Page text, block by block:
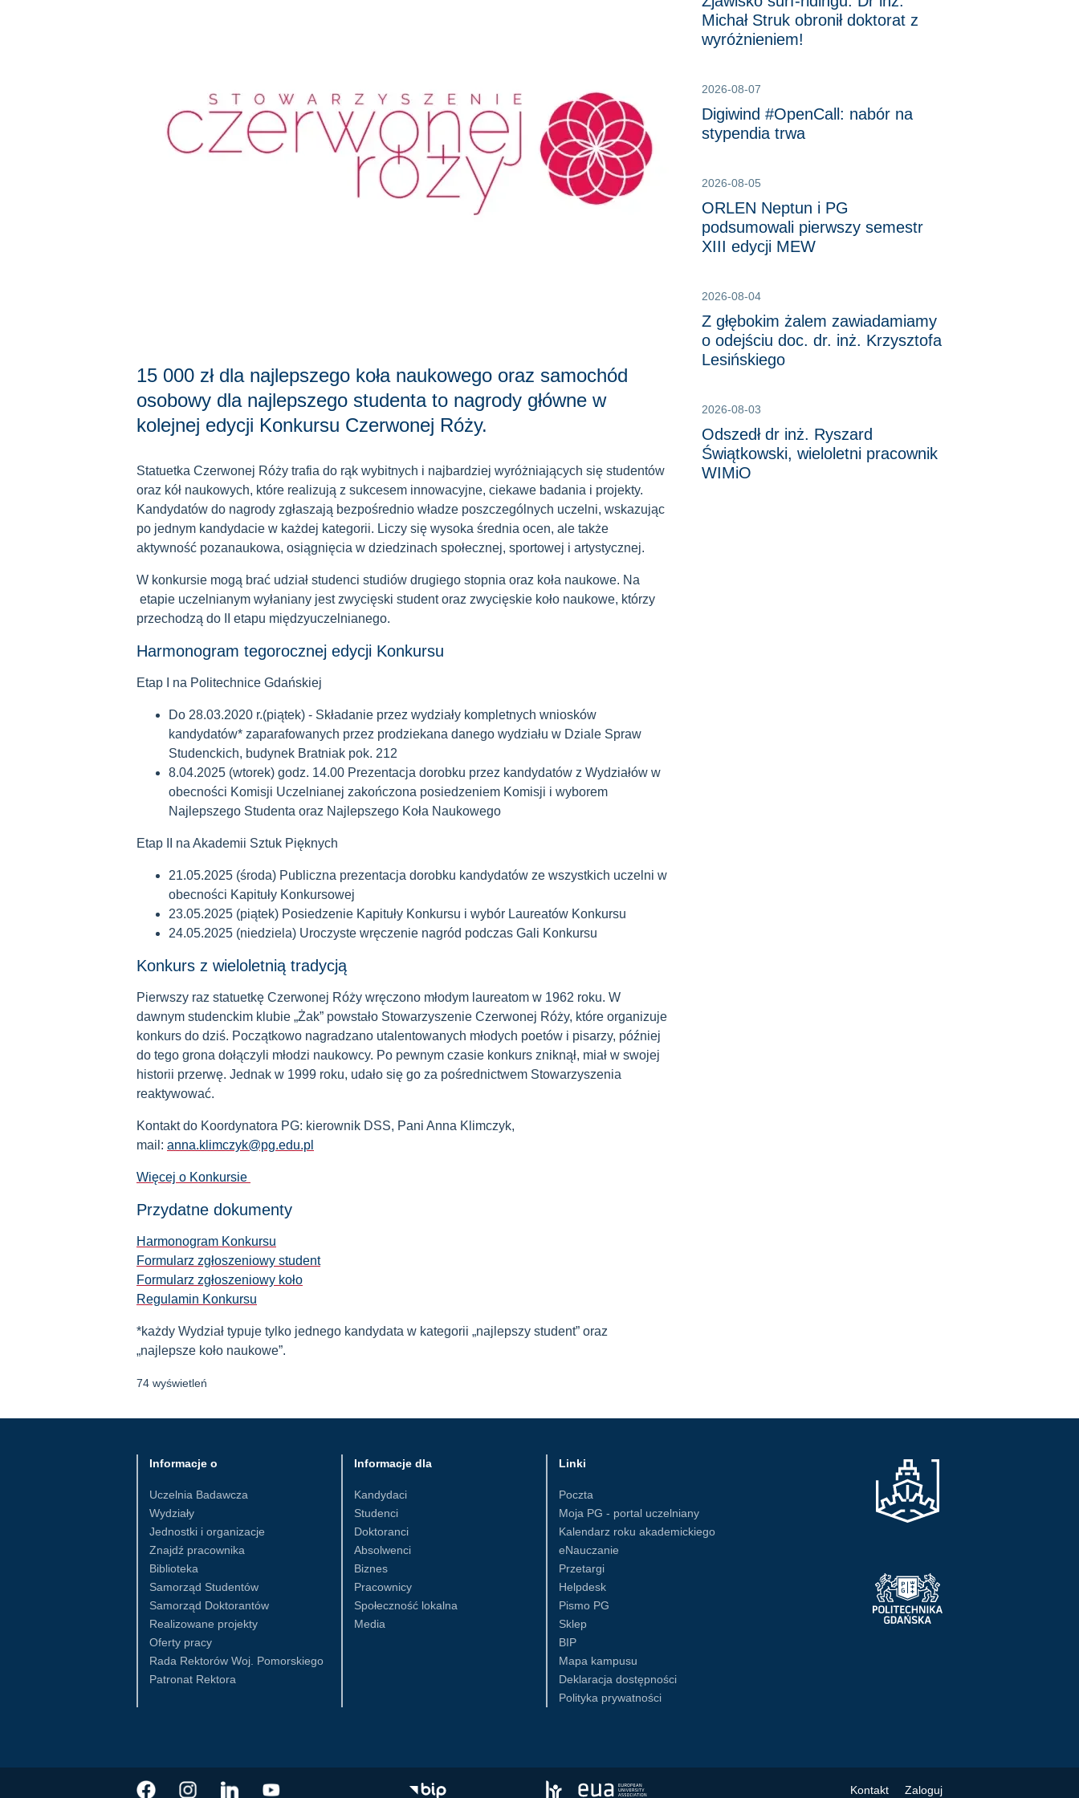
15 000 zł dla najlepszego koła naukowego oraz samochód
osobowy dla najlepszego studenta to nagrody główne w
kolejnej edycji Konkursu Czerwonej Róży.
Statuetka Czerwonej Róży trafia do rąk wybitnych i najbardziej wyróżniających się studentów
oraz kół naukowych, które realizują z sukcesem innowacyjne, ciekawe badania i projekty.
Kandydatów do nagrody zgłaszają bezpośrednio władze poszczególnych uczelni, wskazując
po jednym kandydacie w każdej kategorii. Liczy się wysoka średnia ocen, ale także
aktywność pozanaukowa, osiągnięcia w dziedzinach społecznej, sportowej i artystycznej.
W konkursie mogą brać udział studenci studiów drugiego stopnia oraz koła naukowe. Na
etapie uczelnianym wyłaniany jest zwycięski student oraz zwycięskie koło naukowe, którzy
przechodzą do II etapu międzyuczelnianego.
Harmonogram tegorocznej edycji Konkursu
Etap I na Politechnice Gdańskiej
Do 28.03.2020 r.(piątek) - Składanie przez wydziały kompletnych wniosków
kandydatów* zaparafowanych przez prodziekana danego wydziału w Dziale Spraw
Studenckich, budynek Bratniak pok. 212
8.04.2025 (wtorek) godz. 14.00 Prezentacja dorobku przez kandydatów z Wydziałów w
obecności Komisji Uczelnianej zakończona posiedzeniem Komisji i wyborem
Najlepszego Studenta oraz Najlepszego Koła Naukowego
Etap II na Akademii Sztuk Pięknych
21.05.2025 (środa) Publiczna prezentacja dorobku kandydatów ze wszystkich uczelni w
obecności Kapituły Konkursowej
23.05.2025 (piątek) Posiedzenie Kapituły Konkursu i wybór Laureatów Konkursu
24.05.2025 (niedziela) Uroczyste wręczenie nagród podczas Gali Konkursu
Konkurs z wieloletnią tradycją
Pierwszy raz statuetkę Czerwonej Róży wręczono młodym laureatom w 1962 roku. W
dawnym studenckim klubie „Żak” powstało Stowarzyszenie Czerwonej Róży, które organizuje
konkurs do dziś. Początkowo nagradzano utalentowanych młodych poetów i pisarzy, później
do tego grona dołączyli młodzi naukowcy. Po pewnym czasie konkurs zniknął, miał w swojej
historii przerwę. Jednak w 1999 roku, udało się go za pośrednictwem Stowarzyszenia
reaktywować.
Kontakt do Koordynatora PG: kierownik DSS, Pani Anna Klimczyk,
mail: anna.klimczyk@pg.edu.pl
Więcej o Konkursie
Przydatne dokumenty
Harmonogram Konkursu
Formularz zgłoszeniowy student
Formularz zgłoszeniowy koło
Regulamin Konkursu
*każdy Wydział typuje tylko jednego kandydata w kategorii „najlepszy student” oraz
„najlepsze koło naukowe”.
74 wyświetleń
Michał Struk obronił doktorat z
wyróżnieniem!
2026-08-07
Digiwind #OpenCall: nabór na
stypendia trwa
2026-08-05
ORLEN Neptun i PG
podsumowali pierwszy semestr
XIII edycji MEW
2026-08-04
Z głębokim żalem zawiadamiamy
o odejściu doc. dr. inż. Krzysztofa
Lesińskiego
2026-08-03
Odszedł dr inż. Ryszard
Świątkowski, wieloletni pracownik
WIMiO
Informacje o
Uczelnia Badawcza
Wydziały
Jednostki i organizacje
Znajdź pracownika
Biblioteka
Samorząd Studentów
Samorząd Doktorantów
Realizowane projekty
Oferty pracy
Rada Rektorów Woj. Pomorskiego
Patronat Rektora
Informacje dla
Kandydaci
Studenci
Doktoranci
Absolwenci
Biznes
Pracownicy
Społeczność lokalna
Media
Linki
Poczta
Moja PG - portal uczelniany
Kalendarz roku akademickiego
eNauczanie
Przetargi
Helpdesk
Pismo PG
Sklep
BIP
Mapa kampusu
Deklaracja dostępności
Polityka prywatności
Kontakt Zaloguj